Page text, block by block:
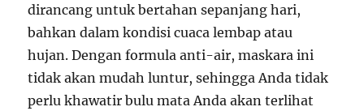
dirancang untuk bertahan sepanjang hari,
bahkan dalam kondisi cuaca lembap atau
hujan. Dengan formula anti-air, maskara ini
tidak akan mudah luntur, sehingga Anda tidak
perlu khawatir bulu mata Anda akan terlihat